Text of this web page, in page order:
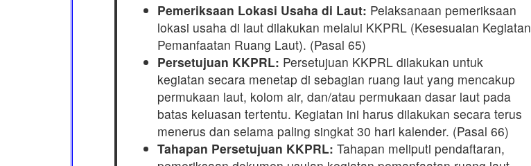
Pemeriksaan Lokasi Usaha di Laut: Pelaksanaan pemeriksaan
lokasi usaha di laut dilakukan melalui KKPRL (Kesesuaian Kegiatan
Pemanfaatan Ruang Laut). (Pasal 65)
Persetujuan KKPRL: Persetujuan KKPRL dilakukan untuk
kegiatan secara menetap di sebagian ruang laut yang mencakup
permukaan laut, kolom air, dan/atau permukaan dasar laut pada
batas keluasan tertentu. Kegiatan ini harus dilakukan secara terus
menerus dan selama paling singkat 30 hari kalender. (Pasal 66)
Tahapan Persetujuan KKPRL: Tahapan meliputi pendaftaran,